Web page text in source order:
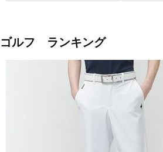
ゴルフ ランキング